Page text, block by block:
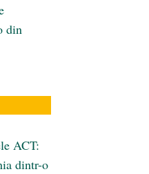
din
ACT:
dintr-o